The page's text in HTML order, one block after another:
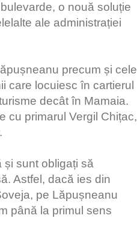
o nouă soluție
ale administrației
precum și cele
care locuiesc în cartierul
decât în Mamaia.
cu primarul Vergil Chițac,
și sunt obligați să
Astfel, dacă ies din
pe Lăpușneanu
până la primul sens